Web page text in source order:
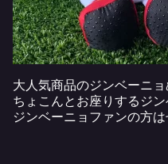
大人気商品のジンベーニョ
ちょこんとお座りするジ
ジンベーニョファンの方